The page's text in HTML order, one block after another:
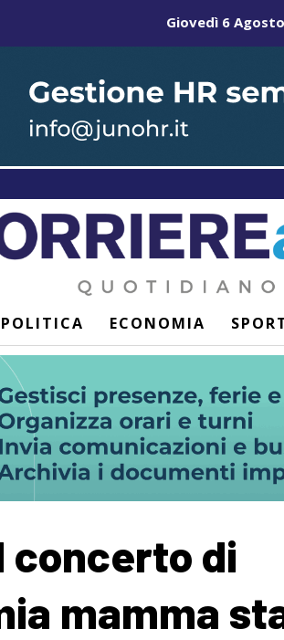
Giovedì 6
POLITICA ECONOMIA
concerto di
mamma